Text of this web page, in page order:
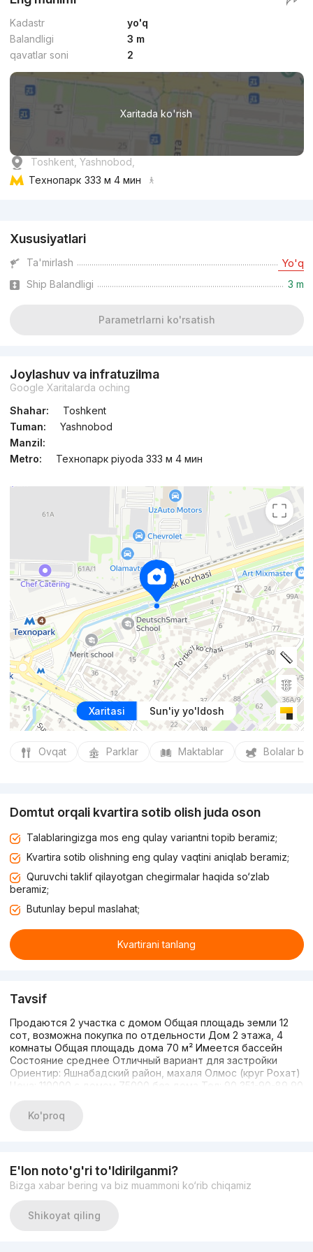
Kadastr
yo'q
Balandligi
3 m
qavatlar soni
2
Xaritada ko'rish
Toshkent, Yashnobod,
Технопарк 333 м 4 мин
Xususiyatlari
Ta'mirlash Yo'q
Ship Balandligi 3 m
Parametrlarni ko'rsatish
Joylashuv va infratuzilma
Google Xaritalarda oching
Shahar:
Toshkent
Tuman:
Yashnobod
Manzil:
Metro:
Технопарк piyoda 333 м 4 мин
Xaritasi Sun'iy yo'ldosh
Ovqat Parklar Maktablar Bolalar
Domtut orqali kvartira sotib olish juda oson
Talablaringizga mos eng qulay variantni topib beramiz;
Kvartira sotib olishning eng qulay vaqtini aniqlab beramiz;
Quruvchi taklif qilayotgan chegirmalar haqida so‘zlab
beramiz;
Butunlay bepul maslahat;
Kvartirani tanlang
Tavsif
Продаются 2 участка с домом Общая площадь земли 12
сот, возможна покупка по отдельности Дом 2 этажа, 4
комнаты Общая площадь дома 70 м² Имеется бассейн
Состояние среднее Отличный вариант для застройки
Ориентир: Яшнабадский район, махаля Олмос (круг Рохат)
Цена: 110000 с домом 75000 без дома Тел: 90 351-90-89 90
Ko'proq
E'lon noto'g'ri to'ldirilganmi?
Bizga xabar bering va biz muammoni ko‘rib chiqamiz
Shikoyat qiling